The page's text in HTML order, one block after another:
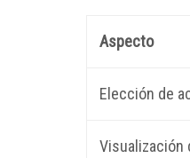
Aspecto
Elección de
Visualización